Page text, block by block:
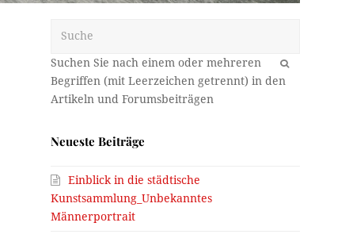
OK
Neueste Beiträge
Einblick in die städtische
Kunstsammlung_Unbekanntes
Männerportrait